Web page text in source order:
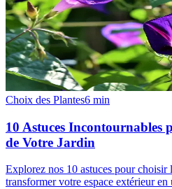
Choix des Plantes6 min
10 Astuces Incontournables
de Votre Jardin
Explorez nos 10 astuces pour choisir
transformer votre espace extérieur